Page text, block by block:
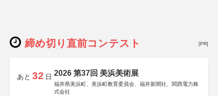
締め切り直前コンテスト [PR]
あと 32 日 2026 第37回 美浜美術展
福井県美浜町、美浜町教育委員会、福井新聞社、関西電力株
式会社